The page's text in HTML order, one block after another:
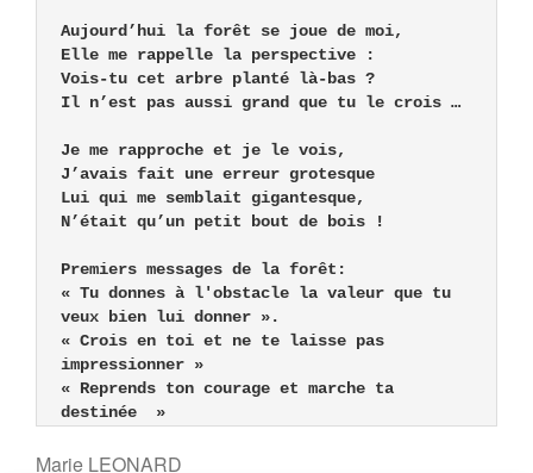
Aujourd’hui la forêt se joue de moi,
Elle me rappelle la perspective :
Vois-tu cet arbre planté là-bas ?
Il n’est pas aussi grand que tu le crois …
Je me rapproche et je le vois,
J’avais fait une erreur grotesque
Lui qui me semblait gigantesque,
N’était qu’un petit bout de bois !
Premiers messages de la forêt:
« Tu donnes à l'obstacle la valeur que tu
veux bien lui donner ».
« Crois en toi et ne te laisse pas
impressionner »
« Reprends ton courage et marche ta
destinée  »
Marie LEONARD